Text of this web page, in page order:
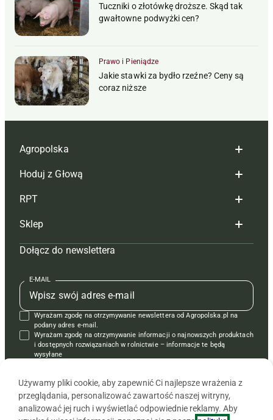
Tuczniki o złotówkę droższe. Skąd tak
gwałtowne podwyżki cen?
Prawo i Pieniądze
Jakie stawki za bydło rzeźne? Ceny są
coraz niższe
Agropolska
Redakcja
Reklama
Tagi
Mapa serwisu
Kontakt
Regulamin
Polityka prywatności
Hoduj z Głową
Hoduj z głową bydło
Hoduj z głową świnie
Prenumerata
Redakcja
Kontakt
Reklama
RPT
Redakcja
Prenumerata
Reklama
Kontakt
Krzyżówki
Sklep
Czasopisma i prenumerata
Książki
Regulamin
Dołącz do newslettera
E-MAIL
Wyrażam zgodę na otrzymywanie newslettera od Agropolska.pl na
podany adres e-mail.
Wyrażam zgodę na otrzymywanie informacji o najnowszych produktach
i dostępnych rozwiązaniach w rolnictwie – informacje te będą
wysyłane
Używamy pliki cookie, aby zapewnić Ci najlepsze wrażenia z
przeglądania, personalizować zawartość naszej witryny,
analizować jej ruch i wyświetlać odpowiednie reklamy. Aby